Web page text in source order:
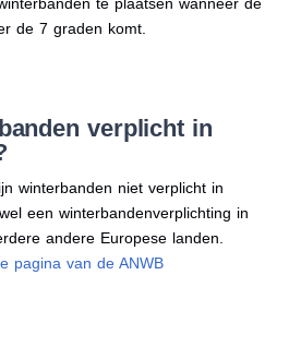
de 7 graden komt.
verplicht in
winterbanden niet verplicht in
een winterbandenverplichting in
andere Europese landen.
pagina van de ANWB